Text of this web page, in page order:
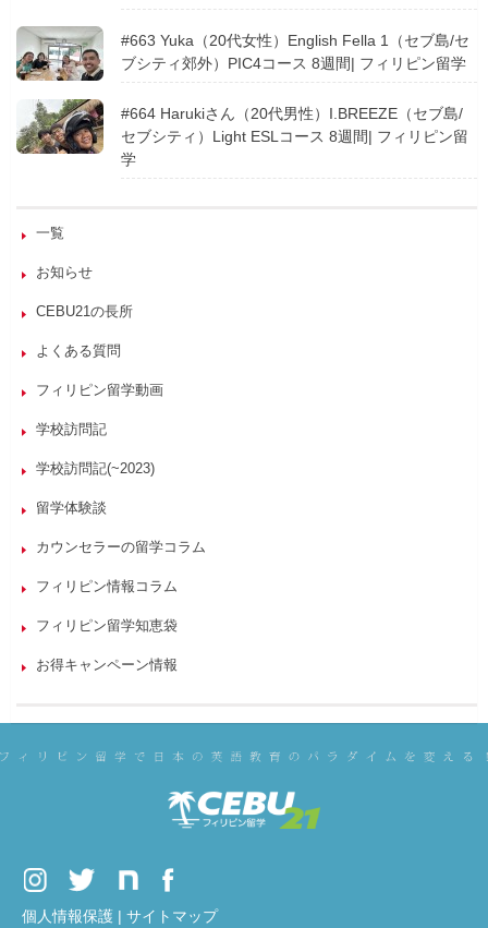
#663 Yuka（20代女性）English Fella 1（セブ島/セ
ブシティ郊外）PIC4コース 8週間| フィリピン留学
#664 Harukiさん（20代男性）I.BREEZE（セブ島/
セブシティ）Light ESLコース 8週間| フィリピン留
学
一覧
お知らせ
CEBU21の長所
よくある質問
フィリピン留学動画
学校訪問記
学校訪問記(~2023)
留学体験談
カウンセラーの留学コラム
フィリピン情報コラム
フィリピン留学知恵袋
お得キャンペーン情報
個人情報保護 | サイトマップ